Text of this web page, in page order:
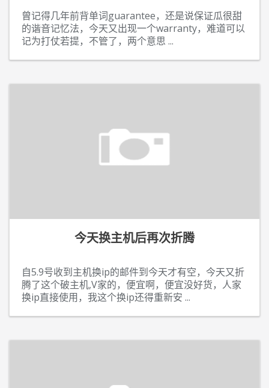
曾记得几年前背单词guarantee，还是说保证瓜很甜
的谐音记忆法，今天又出现一个warranty，难道可以
记为打仗若提，不管了，两个意思 ...
今天换主机后再次折腾
自5.9号收到主机换ip的邮件到今天才有空，今天又折
腾了这个破主机,V家的，便宜啊，便宜没好货，人家
换ip直接使用，我这个换ip还得重新安 ...